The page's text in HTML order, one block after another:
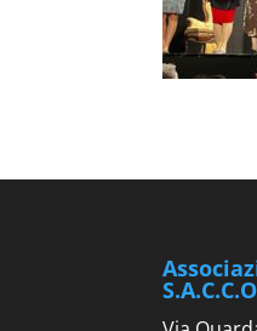
S.A.C.C.O